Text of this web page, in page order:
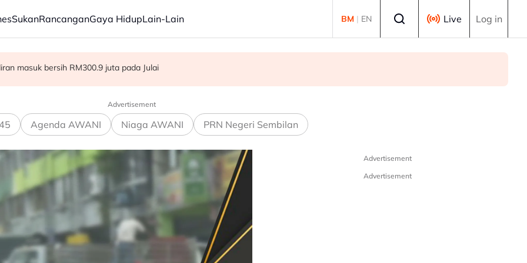
SukanRancanganGaya HidupLain-Lain BM | EN Live Log in
kepada hampir 12,000
hadapi demensia menjelang 2030 - Hanifah
masuk bersih RM300.9 juta pada Julai
Advertisement
Agenda AWANI Niaga AWANI PRN Negeri Sembilan
Advertisement
Advertisement